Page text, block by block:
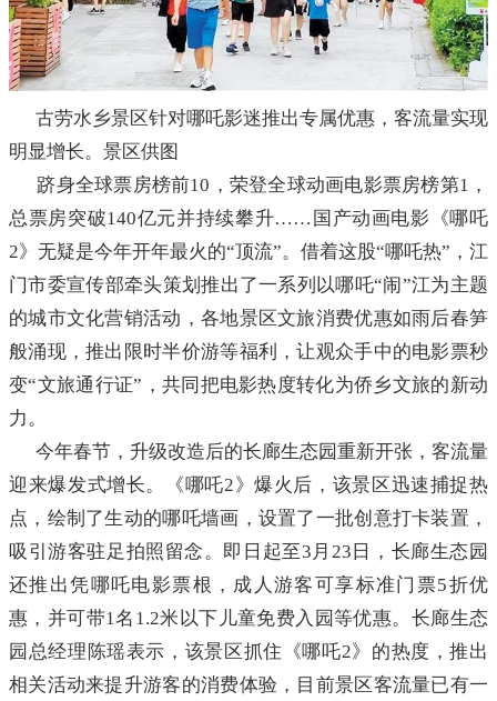
古劳水乡景区针对哪吒影迷推出专属优惠，客流量实现
明显增长。景区供图
跻身全球票房榜前10，荣登全球动画电影票房榜第1，
总票房突破140亿元并持续攀升……国产动画电影《哪吒
2》无疑是今年开年最火的“顶流”。借着这股“哪吒热”，江
门市委宣传部牵头策划推出了一系列以哪吒“闹”江为主题
的城市文化营销活动，各地景区文旅消费优惠如雨后春笋
般涌现，推出限时半价游等福利，让观众手中的电影票秒
变“文旅通行证”，共同把电影热度转化为侨乡文旅的新动
力。
今年春节，升级改造后的长廊生态园重新开张，客流量
迎来爆发式增长。《哪吒2》爆火后，该景区迅速捕捉热
点，绘制了生动的哪吒墙画，设置了一批创意打卡装置，
吸引游客驻足拍照留念。即日起至3月23日，长廊生态园
还推出凭哪吒电影票根，成人游客可享标准门票5折优
惠，并可带1名1.2米以下儿童免费入园等优惠。长廊生态
园总经理陈瑶表示，该景区抓住《哪吒2》的热度，推出
相关活动来提升游客的消费体验，目前景区客流量已有一